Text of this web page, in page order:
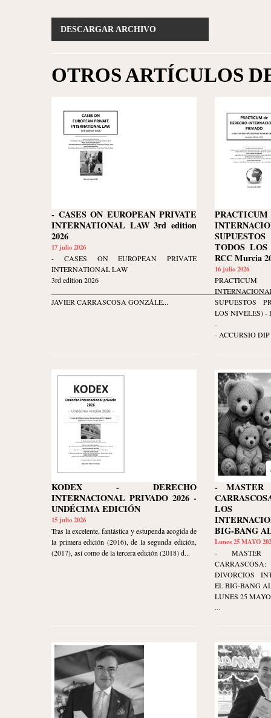
DESCARGAR ARCHIVO
OTROS ARTÍCULOS
- CASES ON EUROPEAN PRIVATE
INTERNATIONAL LAW 3rd edition
2026
17 julio 2026
- CASES ON EUROPEAN PRIVATE
INTERNATIONAL LAW
3rd edition 2026
JAVIER CARRASCOSA GONZÁLE...
TODOS
RCC Murcia
16 julio 2026
SUPUESTOS
LOS NIVELES) -
-
- ACCURSIO DIP
KODEX - DERECHO
INTERNACIONAL PRIVADO 2026 -
UNDÉCIMA EDICIÓN
15 julio 2026
Tras la excelente, fantástica y estupenda acogida de
la primera edición (2016), de la segunda edición,
(2017), así como de la tercera edición (2018) d...
- MASTER
LOS
BIG-BANG
Lunes 25 MAYO
- MASTER
DIVORCIOS
EL BIG-BANG
LUNES 25 MAYO
...